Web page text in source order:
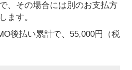
、その場合には別のお支払方
ます。
後払い累計で、55,000円（税